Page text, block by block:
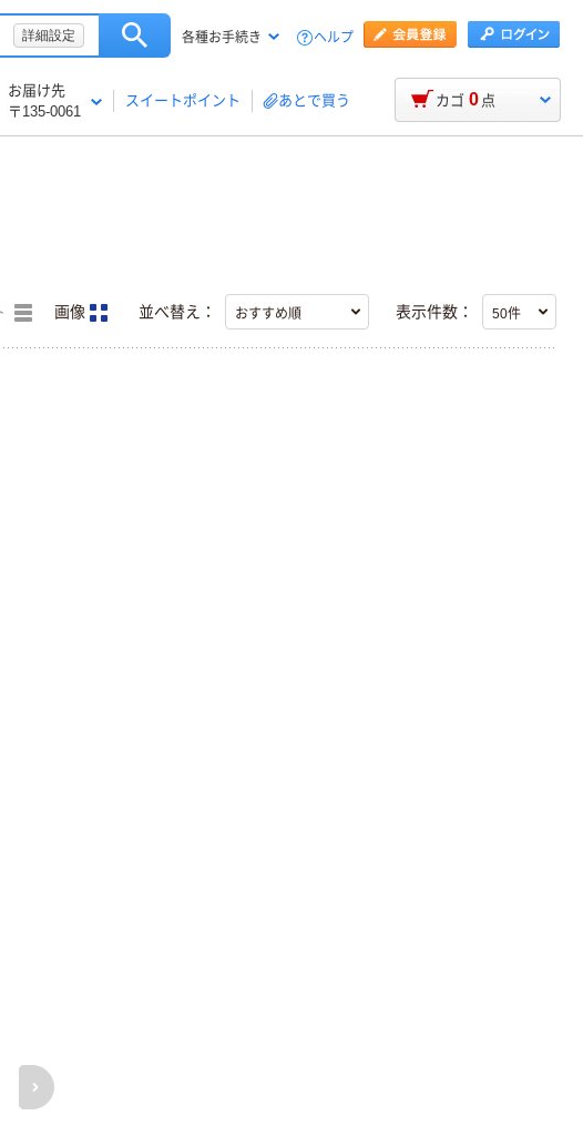
詳細設定 各種お手続き ヘルプ
お届け先
〒135-0061
スイートポイント あとで買う カゴ 0 点
画像 並べ替え： 表示件数：
次へ